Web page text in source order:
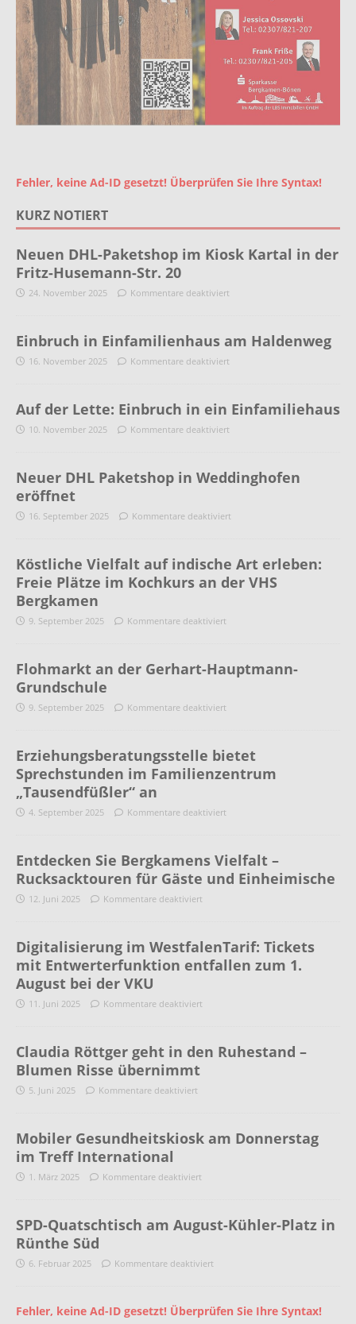
Fehler, keine Ad-ID gesetzt! Überprüfen Sie Ihre Syntax!
KURZ NOTIERT
Neuen DHL-Paketshop im Kiosk Kartal in der
Fritz-Husemann-Str. 20
24. November 2025 Kommentare deaktiviert
Einbruch in Einfamilienhaus am Haldenweg
16. November 2025 Kommentare deaktiviert
Auf der Lette: Einbruch in ein Einfamiliehaus
10. November 2025 Kommentare deaktiviert
Neuer DHL Paketshop in Weddinghofen
eröffnet
16. September 2025 Kommentare deaktiviert
Köstliche Vielfalt auf indische Art erleben:
Freie Plätze im Kochkurs an der VHS
Bergkamen
9. September 2025 Kommentare deaktiviert
Flohmarkt an der Gerhart-Hauptmann-
Grundschule
9. September 2025 Kommentare deaktiviert
Erziehungsberatungsstelle bietet
Sprechstunden im Familienzentrum
„Tausendfüßler“ an
4. September 2025 Kommentare deaktiviert
Entdecken Sie Bergkamens Vielfalt –
Rucksacktouren für Gäste und Einheimische
12. Juni 2025 Kommentare deaktiviert
Digitalisierung im WestfalenTarif: Tickets
mit Entwerterfunktion entfallen zum 1.
August bei der VKU
11. Juni 2025 Kommentare deaktiviert
Claudia Röttger geht in den Ruhestand –
Blumen Risse übernimmt
5. Juni 2025 Kommentare deaktiviert
Mobiler Gesundheitskiosk am Donnerstag
im Treff International
1. März 2025 Kommentare deaktiviert
SPD-Quatschtisch am August-Kühler-Platz in
Rünthe Süd
6. Februar 2025 Kommentare deaktiviert
Fehler, keine Ad-ID gesetzt! Überprüfen Sie Ihre Syntax!